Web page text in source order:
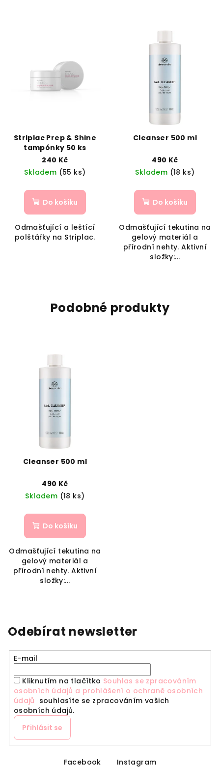
Striplac Prep & Shine
tampónky 50 ks
240 Kč
Skladem (55 ks)
Do košíku
Odmašťující a leštící
polštářky na Striplac.
Cleanser 500 ml
490 Kč
Skladem (18 ks)
Do košíku
Odmašťující tekutina na
gelový materiál a
přírodní nehty. Aktivní
složky:...
Podobné produkty
Cleanser 500 ml
490 Kč
Skladem (18 ks)
Do košíku
Odmašťující tekutina na
gelový materiál a
přírodní nehty. Aktivní
složky:...
Odebírat newsletter
E-mail
Kliknutím na tlačítko Souhlas se zpracováním
osobních údajů a prohlášení o ochraně osobních
údajů souhlasíte se zpracováním vašich
osobních údajů.
Přihlásit se
Facebook Instagram